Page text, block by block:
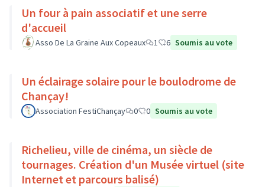
Un four à pain associatif et une serre
d'accueil
Asso De La Graine Aux Copeaux 1 6 Soumis au vote
Un éclairage solaire pour le boulodrome de
Chançay!
Association FestiChançay 0 0 Soumis au vote
Richelieu, ville de cinéma, un siècle de
tournages. Création d'un Musée virtuel (site
Internet et parcours balisé)